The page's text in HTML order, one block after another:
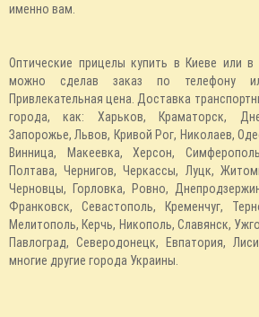
именно вам.
Оптические прицелы купить в Киеве или
можно сделав заказ по телефону
Привлекательная цена. Доставка
города, как: Харьков, Краматорск,
Запорожье, Львов, Кривой Рог, Николаев,
Винница, Макеевка, Херсон,
Полтава, Чернигов, Черкассы, Луцк,
Черновцы, Горловка, Ровно,
Франковск, Севастополь, Кременчуг,
Мелитополь, Керчь, Никополь, Славянск,
Павлоград, Северодонецк, Евпатория,
многие другие города Украины.